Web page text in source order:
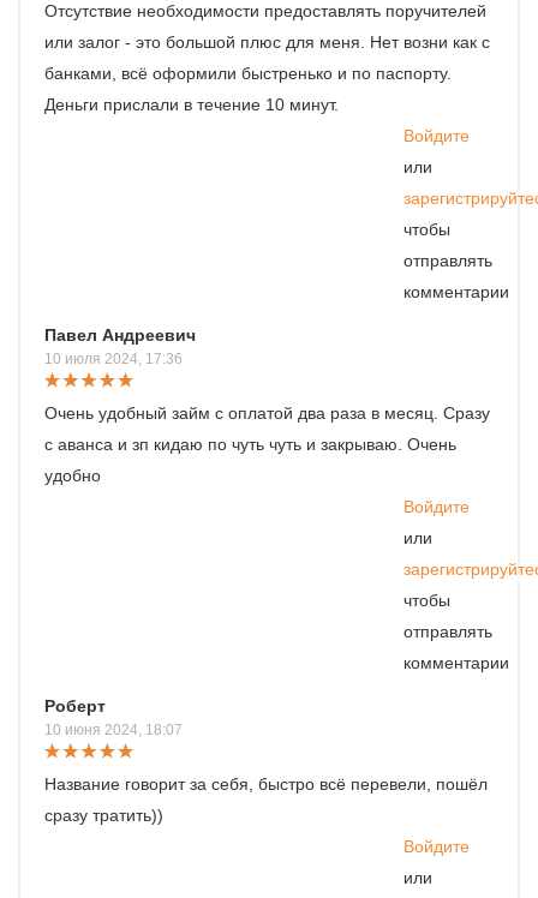
Отсутствие необходимости предоставлять поручителей
или залог - это большой плюс для меня. Нет возни как с
банками, всё оформили быстренько и по паспорту.
Деньги прислали в течение 10 минут.
Войдите
или
чтобы
отправлять
комментарии
Павел Андреевич
10 июля 2024, 17:36
Очень удобный займ с оплатой два раза в месяц. Сразу
с аванса и зп кидаю по чуть чуть и закрываю. Очень
удобно
Войдите
или
чтобы
отправлять
комментарии
Роберт
10 июня 2024, 18:07
Название говорит за себя, быстро всё перевели, пошёл
сразу тратить))
Войдите
или